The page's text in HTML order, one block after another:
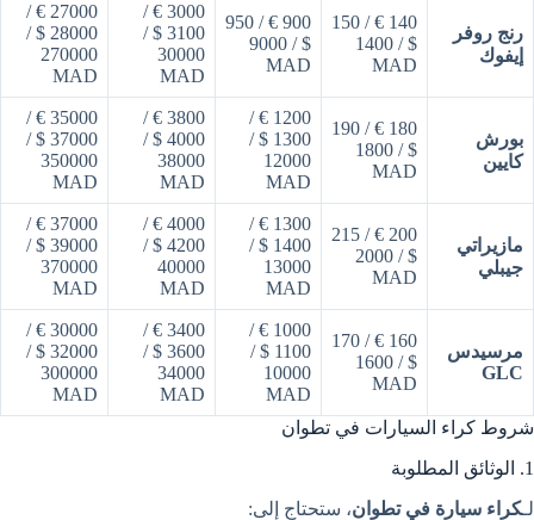
رنج روفر
إيفوك
140 € / 150
$ / 1400
MAD
900 € / 950
$ / 9000
MAD
3000 € /
3100 $ /
30000
MAD
27000 € /
28000 $ /
270000
MAD
بورش
كايين
180 € / 190
$ / 1800
MAD
1200 € /
1300 $ /
12000
MAD
3800 € /
4000 $ /
38000
MAD
35000 € /
37000 $ /
350000
MAD
مازيراتي
جيبلي
200 € / 215
$ / 2000
MAD
1300 € /
1400 $ /
13000
MAD
4000 € /
4200 $ /
40000
MAD
37000 € /
39000 $ /
370000
MAD
مرسيدس
GLC
160 € / 170
$ / 1600
MAD
1000 € /
1100 $ /
10000
MAD
3400 € /
3600 $ /
34000
MAD
30000 € /
32000 $ /
300000
MAD
شروط كراء السيارات في تطوان
1. الوثائق المطلوبة
لـكراء سيارة في تطوان، ستحتاج إلى: